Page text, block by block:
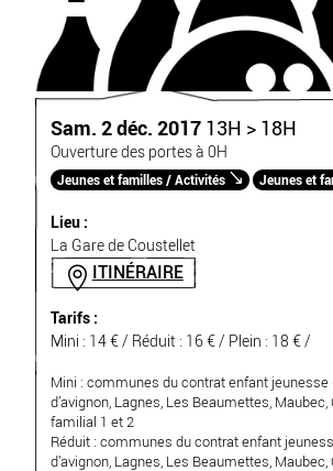
Sam. 2 déc. 2017 13H > 18H
Ouverture des portes à 0H
Jeunes et familles / Activités Jeunes et
Lieu :
La Gare de Coustellet
ITINÉRAIRE
Tarifs :
Mini : 14 € / Réduit : 16 € / Plein : 18 € /
Mini : communes du contrat enfant jeunesse
d’avignon, Lagnes, Les Beaumettes,
familial 1 et 2
Réduit : communes du contrat enfant
d’avignon, Lagnes, Les Beaumettes,